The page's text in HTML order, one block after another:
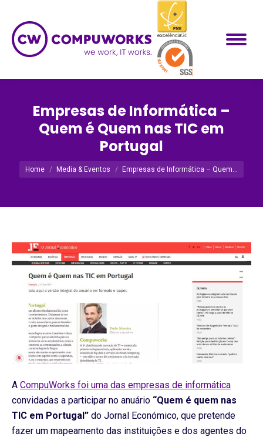
Empresas de Informática –
Quem é Quem nas TIC em
Portugal
Você está aqui:
Home Media & Eventos Empresas de Informática – Quem…
A CompuWorks foi uma das empresas de informática
convidadas a participar no anuário “Quem é quem nas
TIC em Portugal” do Jornal Económico, que pretende
fazer um mapeamento das instituições e dos agentes do